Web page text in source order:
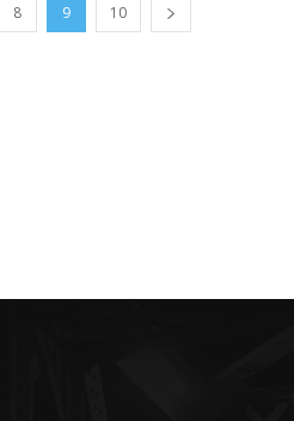
8 9 10